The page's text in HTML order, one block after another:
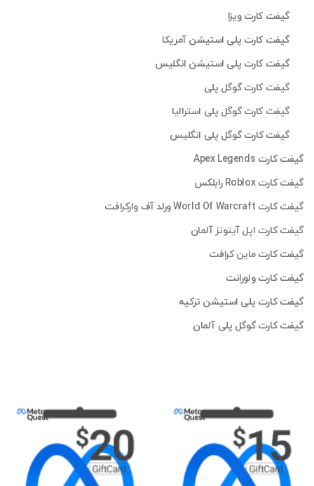
گیفت کارت ویزا
گیفت کارت پلی استیشن آمریکا
گیفت کارت پلی استیشن انگلیس
گیفت کارت گوگل پلی
گیفت کارت گوگل پلی استرالیا
گیفت کارت گوگل پلی انگلیس
گیفت کارت Apex Legends
گیفت کارت Roblox رابلکس
گیفت کارت World Of Warcraft ورلد آف وارکرافت
گیفت کارت اپل آیتونز آلمان
گیفت کارت ماین کرافت
گیفت کارت ولورانت
گیفت کارت پلی استیشن ترکیه
گیفت کارت گوگل پلی آلمان